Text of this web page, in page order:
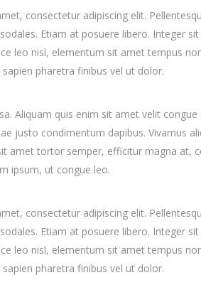
consectetur adipiscing elit.
Etiam at posuere libero. Integer
leo nisl, elementum sit amet tempus
pharetra finibus vel ut dolor.
Aliquam quis enim sit amet velit congue
justo condimentum dapibus. Vivamus
amet tortor semper, efficitur magna at,
ipsum, ut congue leo.
consectetur adipiscing elit.
Etiam at posuere libero. Integer
leo nisl, elementum sit amet tempus
pharetra finibus vel ut dolor.